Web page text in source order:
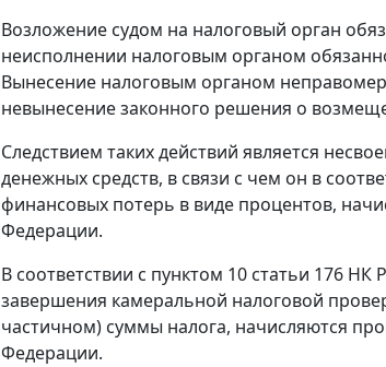
Возложение судом на налоговый орган
неисполнении налоговым органом
Вынесение налоговым органом
невынесение законного решения о
Следствием таких действий является
денежных средств, в связи с чем он в
финансовых потерь в виде процентов,
Федерации.
В соответствии с пунктом 10 статьи 176 НК
завершения камеральной налоговой
частичном) суммы налога, начисляются
Федерации.